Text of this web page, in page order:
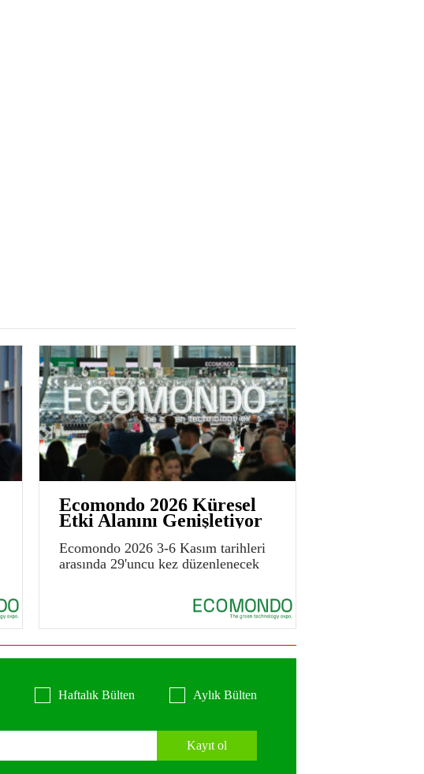
Ecomondo 2026 Küresel
Etki Alanını Genişletiyor
Ecomondo 2026 3-6 Kasım tarihleri
arasında 29'uncu kez düzenlenecek
Haftalık Bülten Aylık Bülten
Kayıt ol